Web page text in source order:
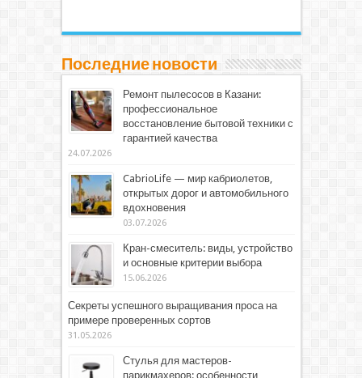
Последние новости
Ремонт пылесосов в Казани:
профессиональное
восстановление бытовой техники с
гарантией качества
24.07.2026
CabrioLife — мир кабриолетов,
открытых дорог и автомобильного
вдохновения
03.07.2026
Кран-смеситель: виды, устройство
и основные критерии выбора
15.06.2026
Секреты успешного выращивания проса на
примере проверенных сортов
31.05.2026
Стулья для мастеров-
парикмахеров: особенности